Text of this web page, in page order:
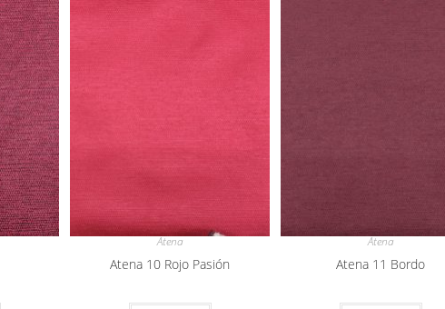
Atena
Atena 10 Rojo Pasión
Atena
Atena 11 Bordo